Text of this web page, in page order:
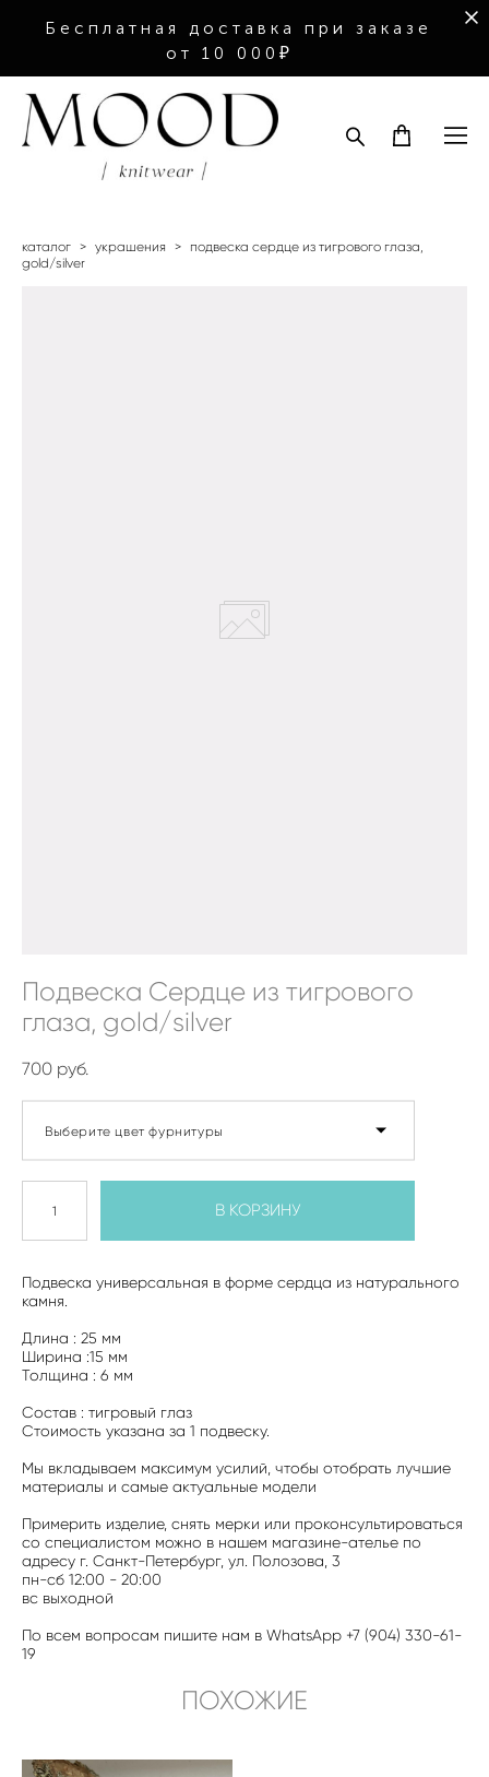
Бесплатная доставка при заказе
от 10 000₽
каталог > украшения > подвеска сердце из тигрового глаза,
gold/silver
Подвеска Сердце из тигрового
глаза, gold/silver
700 pуб.
Выберите цвет фурнитуры
В КОРЗИНУ
Подвеска универсальная в форме сердца из натурального
камня.
Длина : 25 мм
Ширина :15 мм
Толщина : 6 мм
Состав : тигровый глаз
Стоимость указана за 1 подвеску.
Мы вкладываем максимум усилий, чтобы отобрать лучшие
материалы и самые актуальные модели
Примерить изделие, снять мерки или проконсультироваться
со специалистом можно в нашем магазине-ателье по
адресу г. Санкт-Петербург, ул. Полозова, 3
пн-сб 12:00 - 20:00
вс выходной
По всем вопросам пишите нам в WhatsApp +7 (904) 330-61-
19
ПОХОЖИЕ